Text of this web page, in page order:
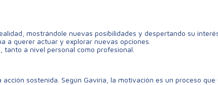
mostrándole nuevas posibilidades y despertando su
a querer actuar y explorar nuevas opciones.
a nivel personal como profesional.
sostenida. Según Gaviria, la motivación es un proceso